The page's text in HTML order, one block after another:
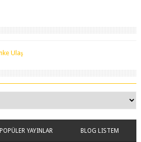
Ulaş
Algoritması ve Uygulaması